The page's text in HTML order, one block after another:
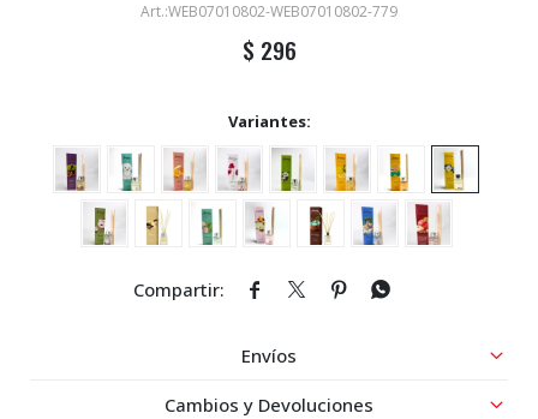
WEB07010802-WEB07010802-779
$ 296
Variantes:
   
Envíos
Cambios y Devoluciones